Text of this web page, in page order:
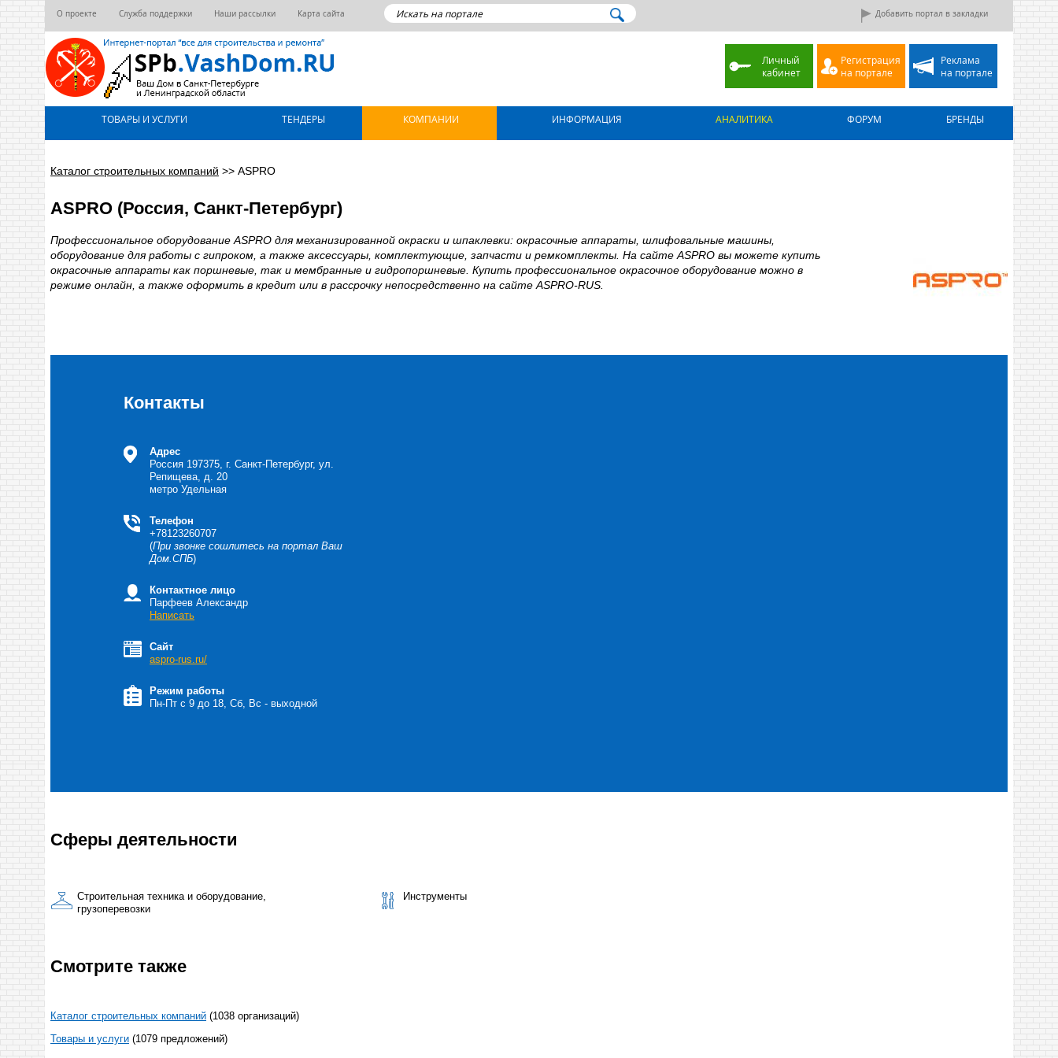
Добавить портал в закладки
О проекте Служба поддержки Наши рассылки Карта сайта
Личный
кабинет
Регистрация
на портале
Реклама
на портале
ТОВАРЫ И УСЛУГИ ТЕНДЕРЫ КОМПАНИИ ИНФОРМАЦИЯ АНАЛИТИКА ФОРУМ БРЕНДЫ
Каталог строительных компаний >> ASPRO
ASPRO (Россия, Санкт-Петербург)
Профессиональное оборудование ASPRO для механизированной окраски и шпаклевки: окрасочные аппараты, шлифовальные машины,
оборудование для работы с гипроком, а также аксессуары, комплектующие, запчасти и ремкомплекты. На сайте ASPRO вы можете купить
окрасочные аппараты как поршневые, так и мембранные и гидропоршневые. Купить профессиональное окрасочное оборудование можно в
режиме онлайн, а также оформить в кредит или в рассрочку непосредственно на сайте ASPRO-RUS.
Контакты
Адрес
Россия 197375, г. Санкт-Петербург, ул.
Репищева, д. 20
метро Удельная
Телефон
+78123260707
(При звонке сошлитесь на портал Ваш
Дом.СПБ)
Контактное лицо
Парфеев Александр
Написать
Сайт
aspro-rus.ru/
Режим работы
Пн-Пт с 9 до 18, Сб, Вс - выходной
Сферы деятельности
Строительная техника и оборудование,
грузоперевозки
Инструменты
Смотрите также
Каталог строительных компаний (1038 организаций)
Товары и услуги (1079 предложений)